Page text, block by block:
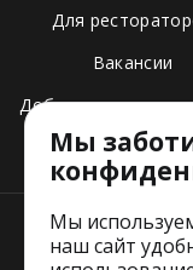
Для
Вакансии
Добавить свое
Тарифы
Мы
Мы
наш сайт